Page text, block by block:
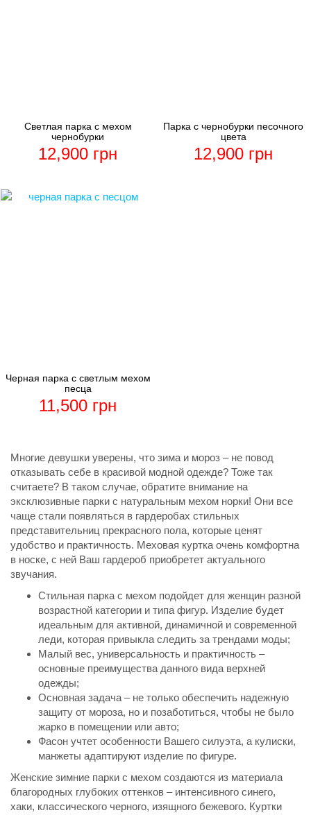
Парка с чернобурки песочного
цвета
12,900 грн
Светлая парка с мехом
чернобурки
12,900 грн
Черная парка с светлым мехом
песца
11,500 грн
Многие девушки уверены, что зима и мороз – не повод
отказывать себе в красивой модной одежде? Тоже так
считаете? В таком случае, обратите внимание на
эксклюзивные парки с натуральным мехом норки! Они все
чаще стали появляться в гардеробах стильных
представительниц прекрасного пола, которые ценят
удобство и практичность. Меховая куртка очень комфортна
в носке, с ней Ваш гардероб приобретет актуального
звучания.
Стильная парка с мехом подойдет для женщин разной
возрастной категории и типа фигур. Изделие будет
идеальным для активной, динамичной и современной
леди, которая привыкла следить за трендами моды;
Малый вес, универсальность и практичность –
основные преимущества данного вида верхней
одежды;
Основная задача – не только обеспечить надежную
защиту от мороза, но и позаботиться, чтобы не было
жарко в помещении или авто;
Фасон учтет особенности Вашего силуэта, а кулиски,
манжеты адаптируют изделие по фигуре.
Женские зимние парки с мехом создаются из материала
благородных глубоких оттенков – интенсивного синего,
хаки, классического черного, изящного бежевого. Куртки